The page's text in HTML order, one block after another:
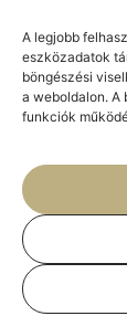
A legjobb
eszközadatok
böngészési
a weboldalon. A
funkciók